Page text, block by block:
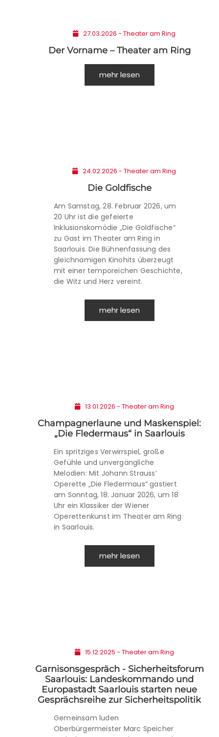
27.03.2026 - Theater am Ring
Der Vorname – Theater am Ring
mehr lesen
24.02.2026 - Theater am Ring
Die Goldfische
Am Samstag, 28. Februar 2026, um
20 Uhr ist die gefeierte
Inklusionskomödie „Die Goldfische“
zu Gast im Theater am Ring in
Saarlouis. Die Bühnenfassung des
gleichnamigen Kinohits überzeugt
mit einer temporeichen Geschichte,
die Witz und Herz vereint.
mehr lesen
13.01.2026 - Theater am Ring
Champagnerlaune und Maskenspiel:
„Die Fledermaus“ in Saarlouis
Ein spritziges Verwirrspiel, große
Gefühle und unvergängliche
Melodien: Mit Johann Strauss’
Operette „Die Fledermaus“ gastiert
am Sonntag, 18. Januar 2026, um 18
Uhr ein Klassiker der Wiener
Operettenkunst im Theater am Ring
in Saarlouis.
mehr lesen
15.12.2025 - Theater am Ring
Garnisonsgespräch - Sicherheitsforum
Saarlouis: Landeskommando und
Europastadt Saarlouis starten neue
Gesprächsreihe zur Sicherheitspolitik
Gemeinsam luden
Oberbürgermeister Marc Speicher